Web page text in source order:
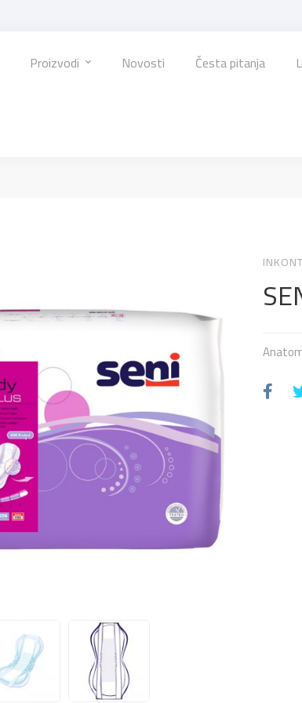
Proizvodi Novosti Česta pitanja